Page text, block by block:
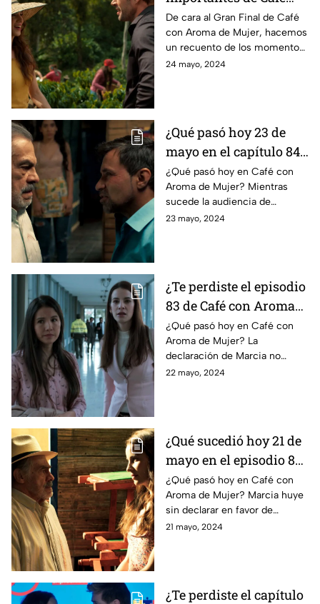
con Aroma de Mujer
De cara al Gran Final de Café
con Aroma de Mujer, hacemos
un recuento de los momentos
más importantes en la historia
24 mayo, 2024
¿Qué pasó hoy 23 de
mayo en el capítulo 84
de Café con Aroma de
Mujer? Carlos Mario y
Pablo Emilio son
apresados
¿Qué pasó hoy en Café con
Aroma de Mujer? Mientras
sucede la audiencia de
Sebastián, Carlos Mario y Pablo
23 mayo, 2024
¿Te perdiste el episodio
83 de Café con Aroma
de Mujer hoy 22 de
mayo? La declaración
de Marcia resulta
insuficiente
¿Qué pasó hoy en Café con
Aroma de Mujer? La
declaración de Marcia no
comprueba la inocencia de
22 mayo, 2024
¿Qué sucedió hoy 21 de
mayo en el episodio 82
de Café con Aroma de
Mujer? Marcia escapa
sin declarar en favor de
Sebastián.
¿Qué pasó hoy en Café con
Aroma de Mujer? Marcia huye
sin declarar en favor de
Sebastián y complica su
21 mayo, 2024
¿Te perdiste el capítulo